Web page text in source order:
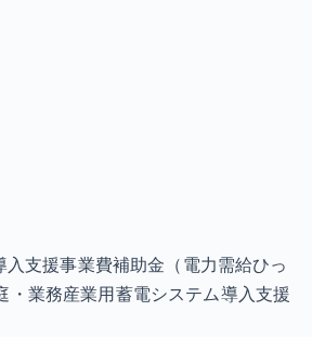
入支援事業費補助金（電力需給ひっ
・業務産業用蓄電システム導入支援